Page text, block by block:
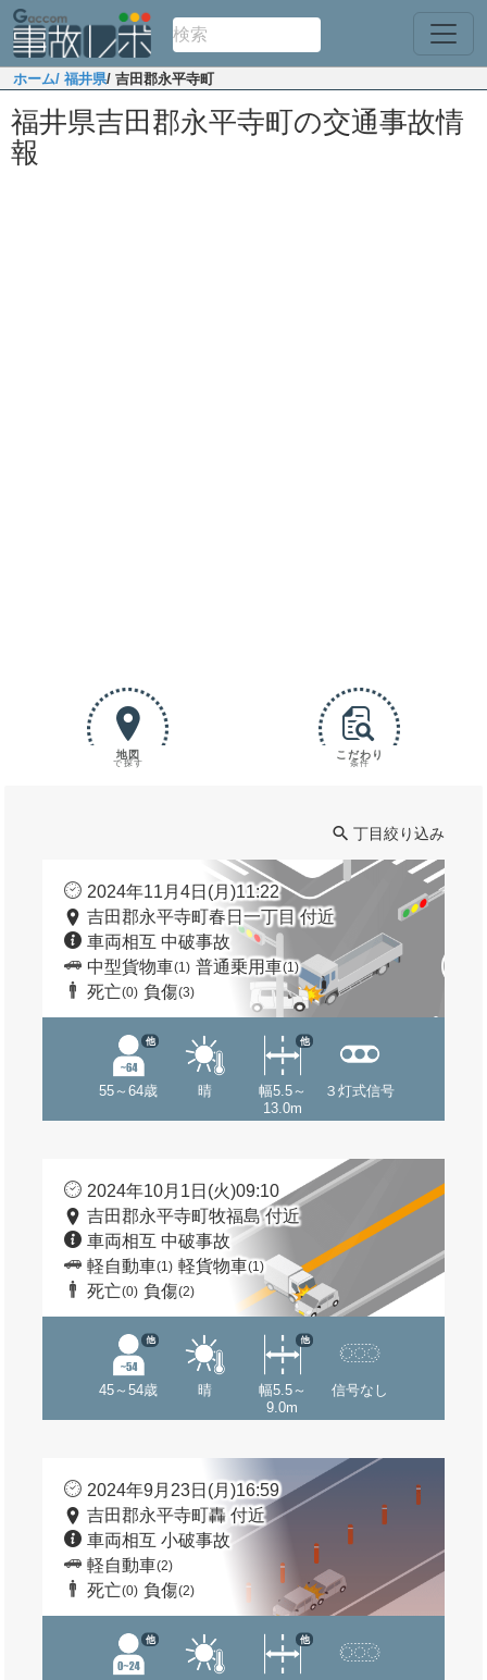
ホーム/ 福井県/ 吉田郡永平寺町
福井県吉田郡永平寺町の交通事故情
報
地図
で探す
こだわり
条件
丁目絞り込み
2024年11月4日(月)11:22
吉田郡永平寺町春日一丁目 付近
車両相互 中破事故
中型貨物車(1) 普通乗用車(1)
死亡(0) 負傷(3)
55～64歳
他
晴
幅5.5～
13.0m
他
３灯式信号
2024年10月1日(火)09:10
吉田郡永平寺町牧福島 付近
車両相互 中破事故
軽自動車(1) 軽貨物車(1)
死亡(0) 負傷(2)
45～54歳
他
晴
幅5.5～
9.0m
他
信号なし
2024年9月23日(月)16:59
吉田郡永平寺町轟 付近
車両相互 小破事故
軽自動車(2)
死亡(0) 負傷(2)
他 他